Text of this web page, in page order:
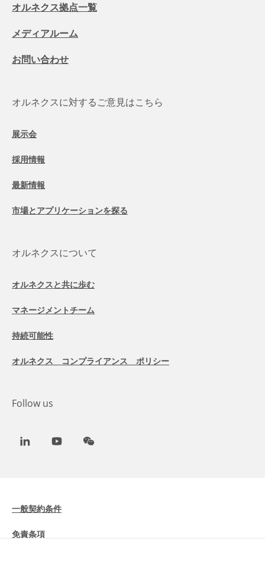
オルネクス拠点一覧
メディアルーム
お問い合わせ
オルネクスに対するご意見はこちら
展示会
採用情報
最新情報
市場とアプリケーションを探る
オルネクスについて
オルネクスと共に歩む
マネージメントチーム
持続可能性
オルネクス コンプライアンス ポリシー
Follow us
LinkedInYoutubeWeChat
一般契約条件
免責条項